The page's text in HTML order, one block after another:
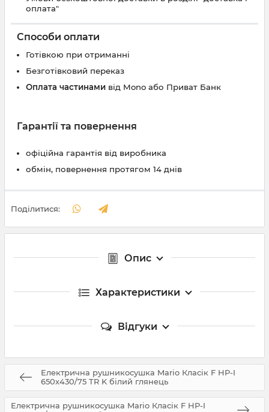
оплата"
Способи оплати
Готівкою при отриманні
Безготівковий переказ
Оплата частинами від Mono або Приват Банк
Гарантії та повернення
офіційна гарантія від виробника
обмін, повернення протягом 14 днів
Поділитися:
Опис
Характеристики
Відгуки
Електрична рушникосушка Mario Класік F НР-I
650х430/75 TR K білий глянець
Електрична рушникосушка Mario Класік F НР-I